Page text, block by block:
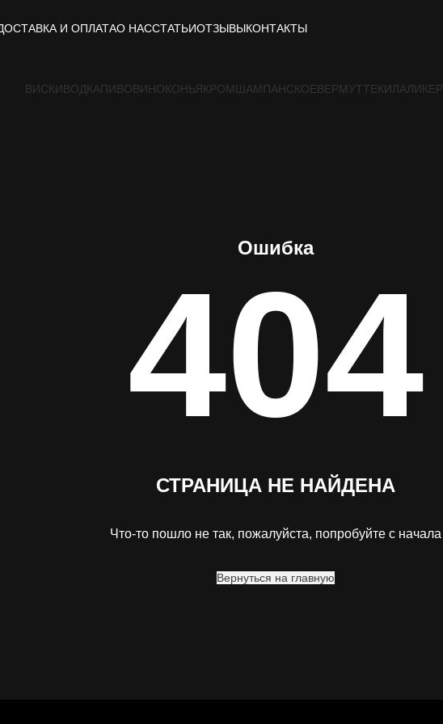
И ОПЛАТАО НАССТАТЬИОТЗЫВЫКОНТАКТЫ
ВИСКИВОДКАПИВОВИНОКОНЬЯКРОМШАМПАНСКОЕВЕРМУТТЕКИЛАЛИКЕР
Ошибка
404
СТРАНИЦА НЕ НАЙДЕНА
Что-то пошло не так, пожалуйста, попробуйте с начала
Вернуться на главную